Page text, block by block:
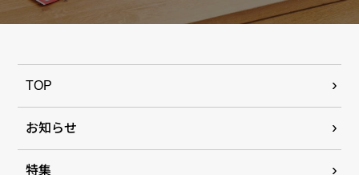
TOP
お知らせ
特集